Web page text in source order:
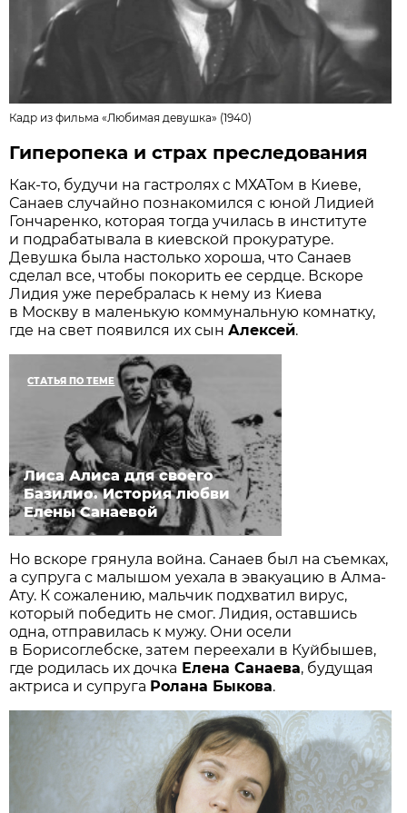
Кадр из фильма«Любимая девушка» (1940)
Гиперопека и страх преследования
Как-то, будучи на гастролях с МХАТом в Киеве,
Санаев случайно познакомился с юной Лидией
Гончаренко, которая тогда училась в институте
и подрабатывала в киевской прокуратуре.
Девушка была настолько хороша, что Санаев
сделал все, чтобы покорить ее сердце. Вскоре
Лидия уже перебралась к нему из Киева
в Москву в маленькую коммунальную комнатку,
где на свет появился их сынАлексей.
СТАТЬЯ ПО ТЕМЕ
Лиса Алиса для своего
Базилио. История любви
Елены Санаевой
Но вскоре грянула война. Санаев был на съемках,
а супруга с малышом уехала в эвакуацию в Алма-
Ату. К сожалению, мальчик подхватил вирус,
который победить не смог. Лидия, оставшись
одна, отправилась к мужу. Они осели
в Борисоглебске, затем переехали в Куйбышев,
где родилась их дочка Елена Санаева, будущая
актриса и супруга Ролана Быкова.